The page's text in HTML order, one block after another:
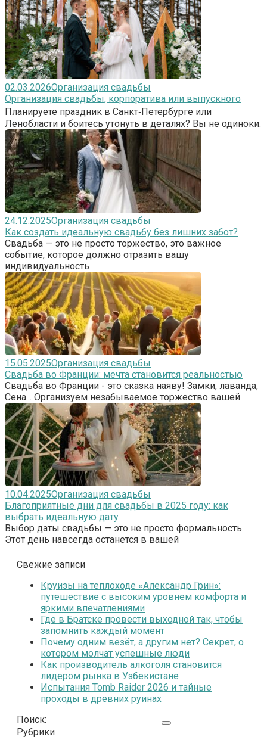
02.03.2026Организация свадьбы
Организация свадьбы, корпоратива или выпускного
Планируете праздник в Санкт‑Петербурге или
Ленобласти и боитесь утонуть в деталях? Вы не одиноки:
24.12.2025Организация свадьбы
Как создать идеальную свадьбу без лишних забот?
Свадьба — это не просто торжество, это важное
событие, которое должно отразить вашу
индивидуальность
15.05.2025Организация свадьбы
Свадьба во Франции: мечта становится реальностью
Свадьба во Франции - это сказка наяву! Замки, лаванда,
Сена... Организуем незабываемое торжество вашей
10.04.2025Организация свадьбы
Благоприятные дни для свадьбы в 2025 году: как
выбрать идеальную дату
Выбор даты свадьбы — это не просто формальность.
Этот день навсегда останется в вашей
Свежие записи
Круизы на теплоходе «Александр Грин»:
путешествие с высоким уровнем комфорта и
яркими впечатлениями
Где в Братске провести выходной так, чтобы
запомнить каждый момент
Почему одним везёт, а другим нет? Секрет, о
котором молчат успешные люди
Как производитель алкоголя становится
лидером рынка в Узбекистане
Испытания Tomb Raider 2026 и тайные
проходы в древних руинах
Поиск:
Рубрики